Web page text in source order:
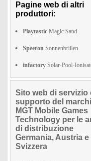
Pagine web di altri
produttori:
Playtastic Magic Sand
Speeron Sonnenbrillen
infactory Solar-Pool-
Sito web di servizio
supporto del
MGT Mobile Games
Technology per le
di distribuzione
Germania, Austria e
Svizzera